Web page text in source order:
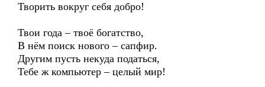
Творить вокруг себя добро!
Твои года – твоё богатство,
В нём поиск нового – сапфир.
Другим пусть некуда податься,
Тебе ж компьютер – целый мир!